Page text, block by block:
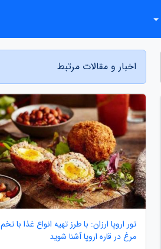
اخبار و مقالات مرتبط
تور اروپا ارزان: با طرز تهیه انواع غذا با تخم
مرغ در قاره اروپا آشنا شوید